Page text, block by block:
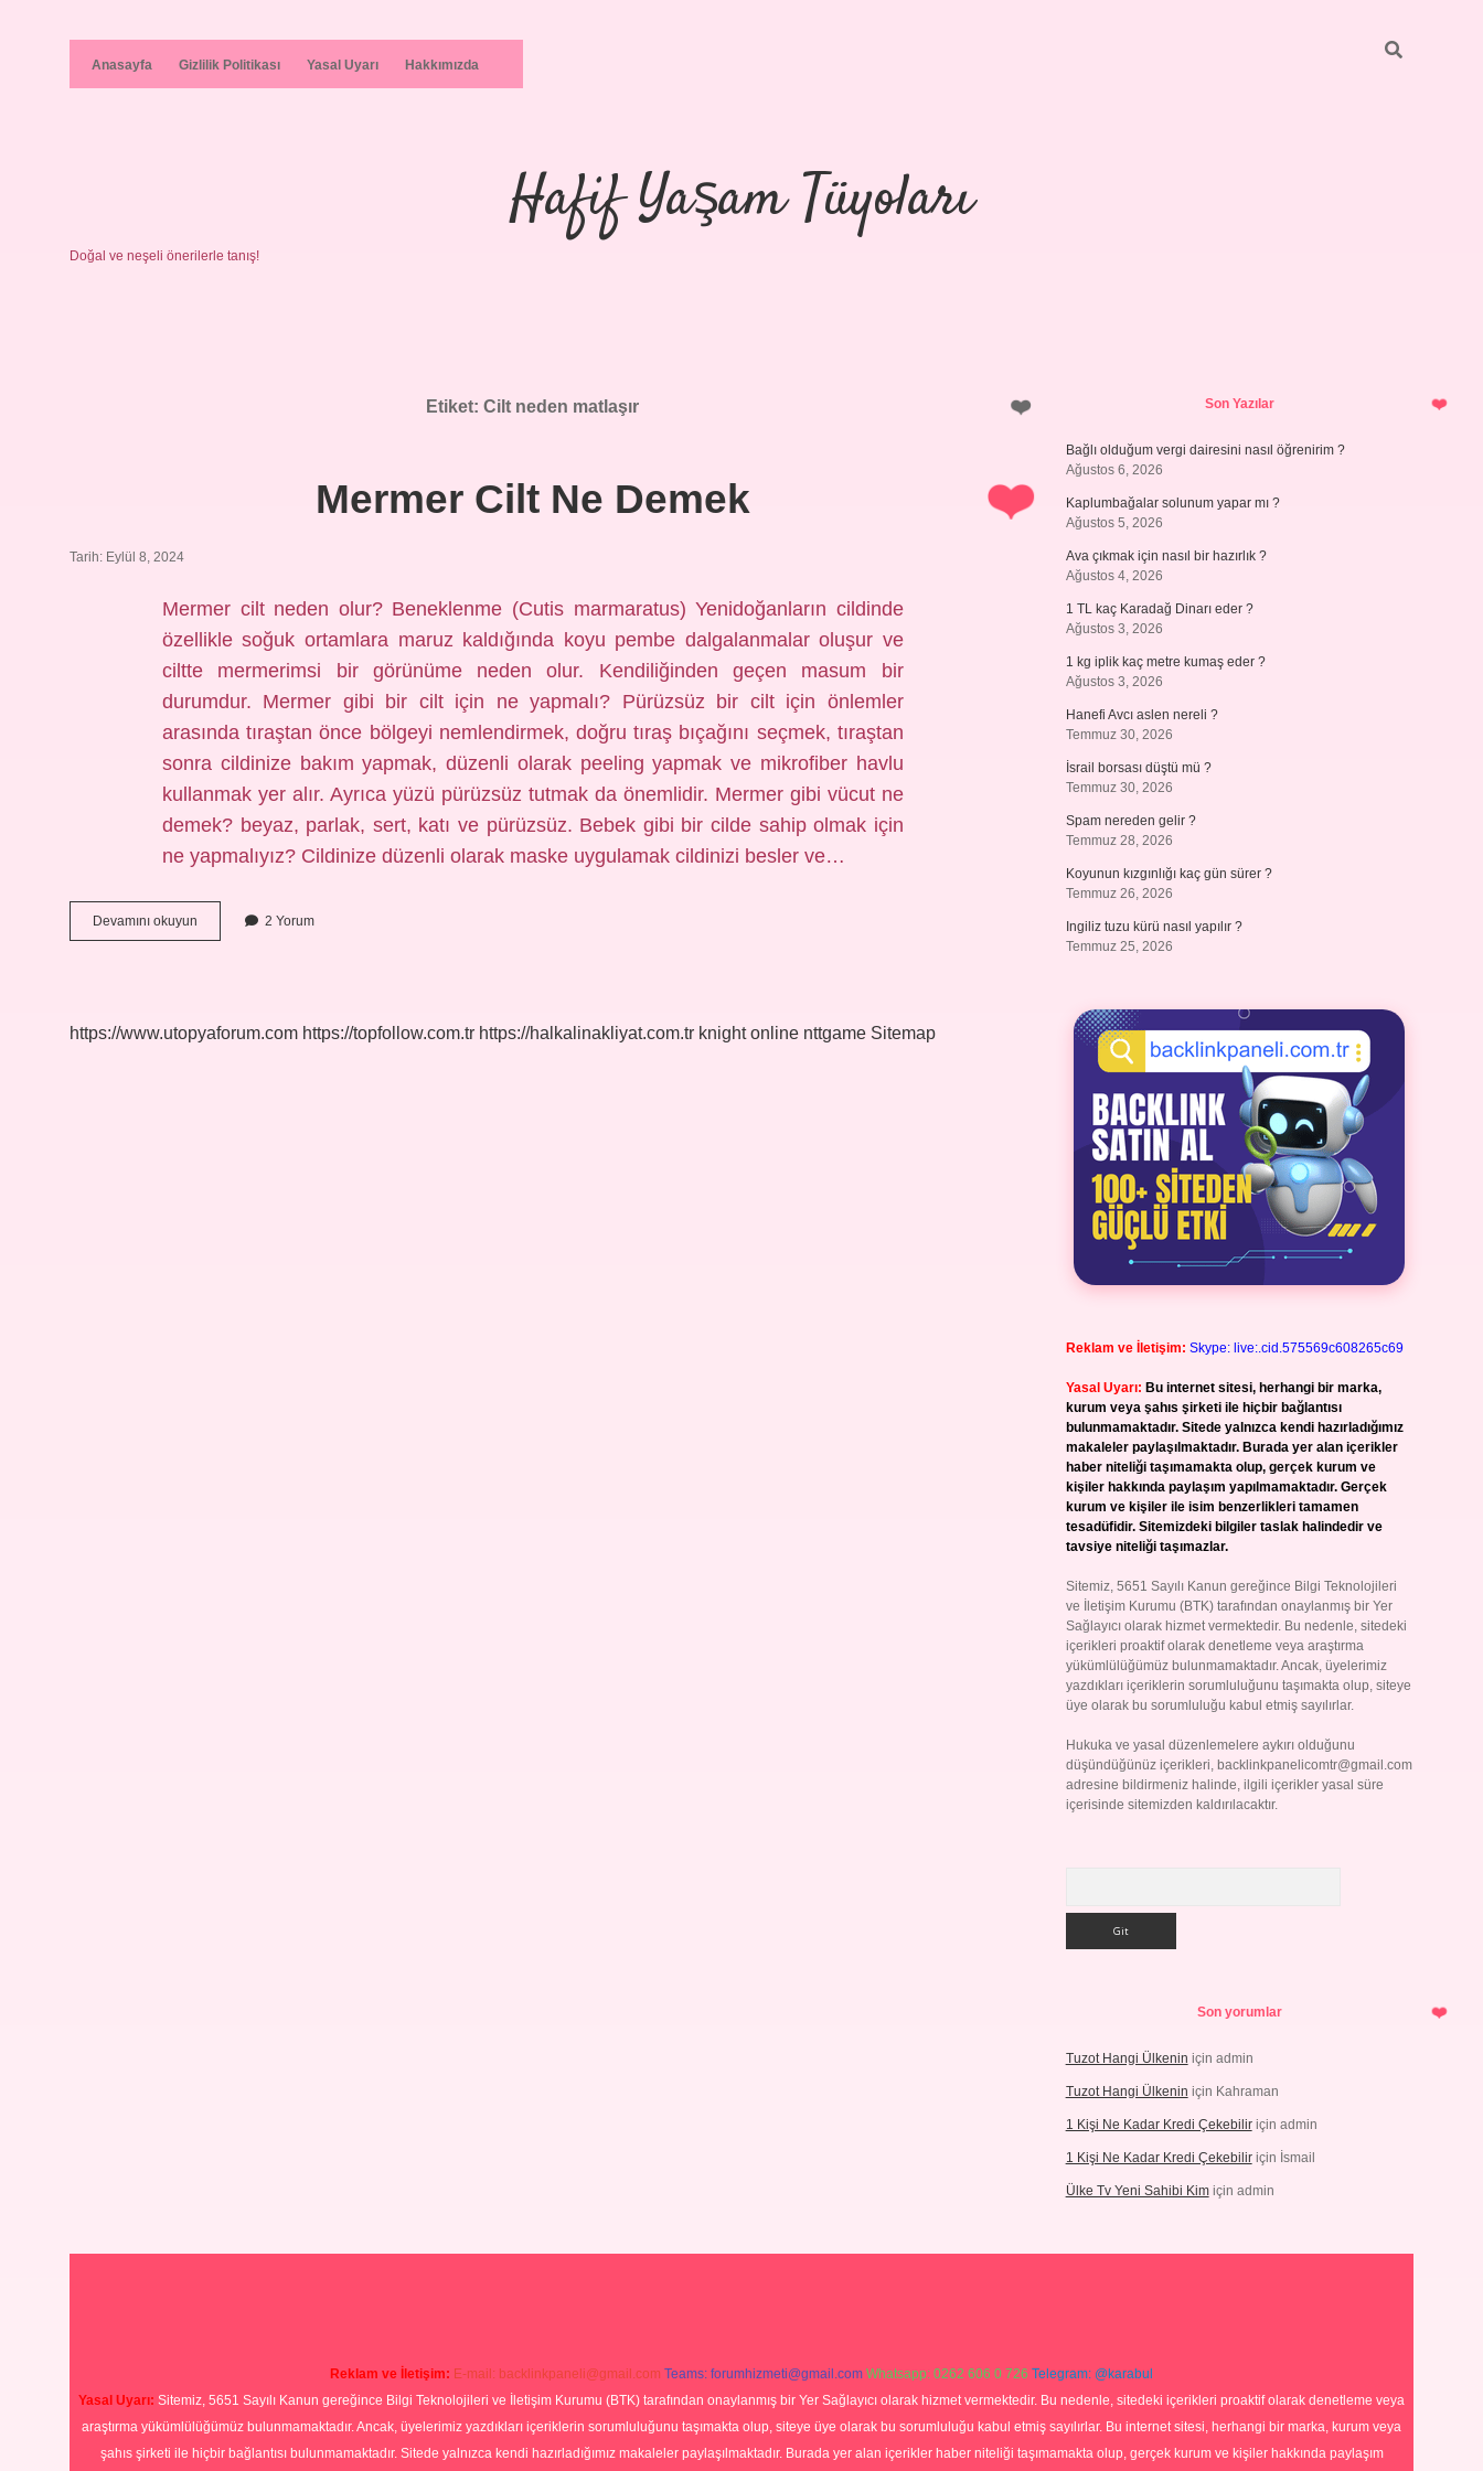
Anasayfa Gizlilik Politikası Yasal Uyarı Hakkımızda
Hafif Yaşam Tüyoları
Doğal ve neşeli önerilerle tanış!
Etiket:Cilt neden matlaşır
Mermer Cilt Ne Demek
Tarih: Eylül 8, 2024
Mermer cilt neden olur? Beneklenme (Cutis marmaratus) Yenidoğanların cildinde
özellikle soğuk ortamlara maruz kaldığında koyu pembe dalgalanmalar oluşur ve
ciltte mermerimsi bir görünüme neden olur. Kendiliğinden geçen masum bir
durumdur. Mermer gibi bir cilt için ne yapmalı? Pürüzsüz bir cilt için önlemler
arasında tıraştan önce bölgeyi nemlendirmek, doğru tıraş bıçağını seçmek, tıraştan
sonra cildinize bakım yapmak, düzenli olarak peeling yapmak ve mikrofiber havlu
kullanmak yer alır. Ayrıca yüzü pürüzsüz tutmak da önemlidir. Mermer gibi vücut ne
demek? beyaz, parlak, sert, katı ve pürüzsüz. Bebek gibi bir cilde sahip olmak için
ne yapmalıyız? Cildinize düzenli olarak maske uygulamak cildinizi besler ve…
Devamını okuyun
Cilt
2 Yorum
https://www.utopyaforum.com https://topfollow.com.tr https://halkalinakliyat.com.tr knight online nttgame Sitemap
SidebarSon Yazılar
Bağlı olduğum vergi dairesini nasıl öğrenirim ?
Ağustos 6, 2026
Kaplumbağalar solunum yapar mı ?
Ağustos 5, 2026
Ava çıkmak için nasıl bir hazırlık ?
Ağustos 4, 2026
1 TL kaç Karadağ Dinarı eder ?
Ağustos 3, 2026
1 kg iplik kaç metre kumaş eder ?
Ağustos 3, 2026
Hanefi Avcı aslen nereli ?
Temmuz 30, 2026
İsrail borsası düştü mü ?
Temmuz 30, 2026
Spam nereden gelir ?
Temmuz 28, 2026
Koyunun kızgınlığı kaç gün sürer ?
Temmuz 26, 2026
Ingiliz tuzu kürü nasıl yapılır ?
Temmuz 25, 2026
Reklam ve İletişim: Skype: live:.cid.575569c608265c69
Yasal Uyarı: Bu internet sitesi, herhangi bir marka,
kurum veya şahıs şirketi ile hiçbir bağlantısı
bulunmamaktadır. Sitede yalnızca kendi hazırladığımız
makaleler paylaşılmaktadır. Burada yer alan içerikler
haber niteliği taşımamakta olup, gerçek kurum ve
kişiler hakkında paylaşım yapılmamaktadır. Gerçek
kurum ve kişiler ile isim benzerlikleri tamamen
tesadüfidir. Sitemizdeki bilgiler taslak halindedir ve
tavsiye niteliği taşımazlar.
Sitemiz, 5651 Sayılı Kanun gereğince Bilgi Teknolojileri
ve İletişim Kurumu (BTK) tarafından onaylanmış bir Yer
Sağlayıcı olarak hizmet vermektedir. Bu nedenle, sitedeki
içerikleri proaktif olarak denetleme veya araştırma
yükümlülüğümüz bulunmamaktadır. Ancak, üyelerimiz
yazdıkları içeriklerin sorumluluğunu taşımakta olup, siteye
üye olarak bu sorumluluğu kabul etmiş sayılırlar.
Hukuka ve yasal düzenlemelere aykırı olduğunu
düşündüğünüz içerikleri, backlinkpanelicomtr@gmail.com
adresine bildirmeniz halinde, ilgili içerikler yasal süre
içerisinde sitemizden kaldırılacaktır.
Son yorumlar
Tuzot Hangi Ülkenin için admin
Tuzot Hangi Ülkenin için Kahraman
1 Kişi Ne Kadar Kredi Çekebiliriçin admin
1 Kişi Ne Kadar Kredi Çekebiliriçin İsmail
Ülke Tv Yeni Sahibi Kimiçin admin
Reklam ve İletişim: E-mail: backlinkpaneli@gmail.com Teams: forumhizmeti@gmail.com Whatsapp: 0262 606 0 726 Telegram: @karabul
Yasal Uyarı: Sitemiz, 5651 Sayılı Kanun gereğince Bilgi Teknolojileri ve İletişim Kurumu (BTK) tarafından onaylanmış bir Yer Sağlayıcı olarak hizmet vermektedir. Bu nedenle, sitedeki içerikleri proaktif olarak denetleme veya
araştırma yükümlülüğümüz bulunmamaktadır. Ancak, üyelerimiz yazdıkları içeriklerin sorumluluğunu taşımakta olup, siteye üye olarak bu sorumluluğu kabul etmiş sayılırlar. Bu internet sitesi, herhangi bir marka, kurum veya
şahıs şirketi ile hiçbir bağlantısı bulunmamaktadır. Sitede yalnızca kendi hazırladığımız makaleler paylaşılmaktadır. Burada yer alan içerikler haber niteliği taşımamakta olup, gerçek kurum ve kişiler hakkında paylaşım